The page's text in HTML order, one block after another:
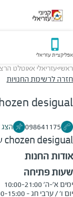
אפליקציית עזריאלי
ראשי>עזריאלי אאוטלט
חזרה לרשימת החנויות
desigual
098641175
chozen desigual
אודות החנות
שעות פתיחה